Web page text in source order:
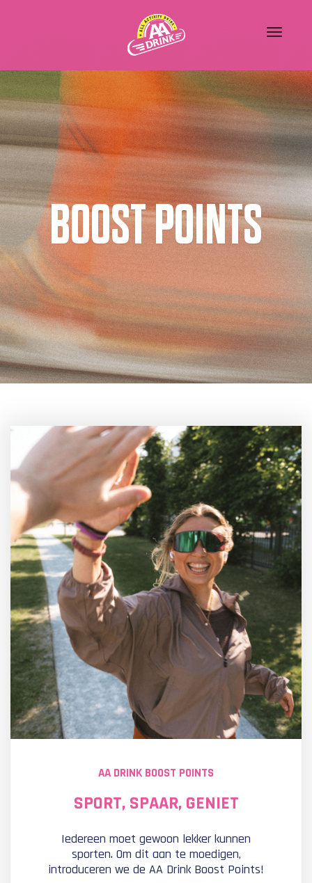
BOOST POINTS
AA DRINK BOOST POINTS
SPORT, SPAAR, GENIET
Iedereen moet gewoon lekker kunnen
sporten. Om dit aan te moedigen,
introduceren we de AA Drink Boost Points!